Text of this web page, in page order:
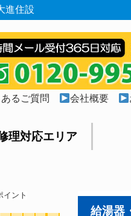
進住設
るご質問 会社概要
理対応エリア
イント
給湯器